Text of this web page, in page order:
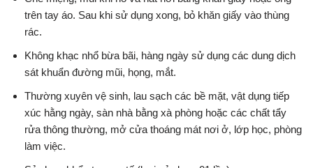
trên tay áo. Sau khi sử dụng xong, bỏ khăn giấy vào thùng
rác.
Không khạc nhổ bừa bãi, hàng ngày sử dụng các dung dịch
sát khuẩn đường mũi, họng, mắt.
Thường xuyên vệ sinh, lau sạch các bề mặt, vật dụng tiếp
xúc hằng ngày, sàn nhà bằng xà phòng hoặc các chất tẩy
rửa thông thường, mở cửa thoáng mát nơi ở, lớp học, phòng
làm việc.